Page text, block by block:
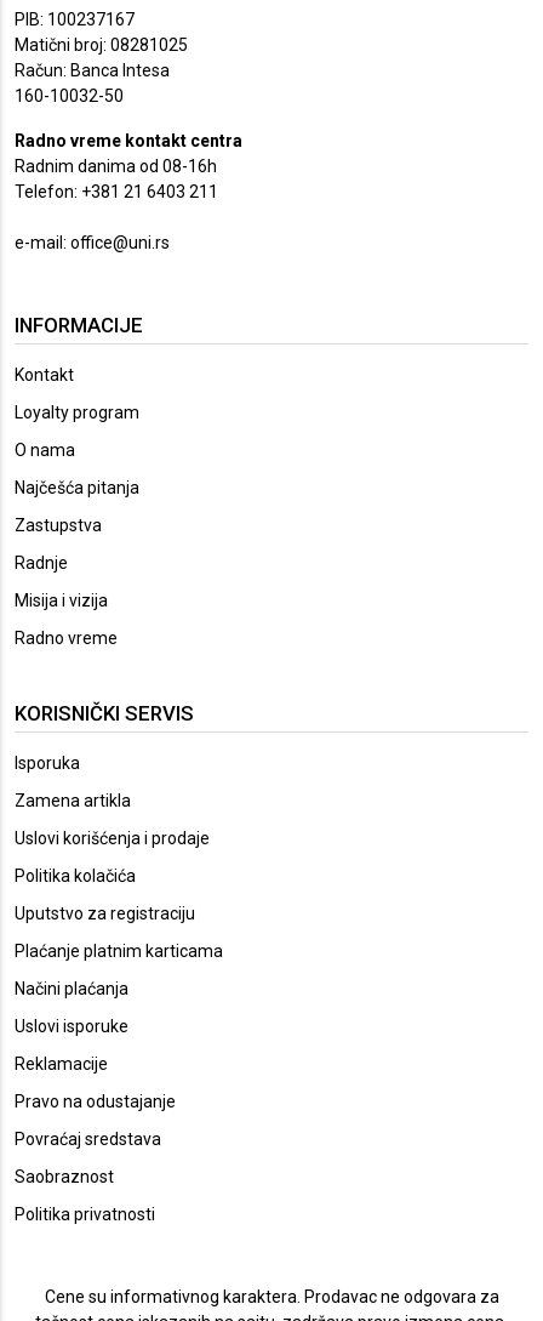
PIB: 100237167
Matični broj: 08281025
Račun: Banca Intesa
160-10032-50
Radno vreme kontakt centra
Radnim danima od 08-16h
Telefon: +381 21 6403 211
e-mail: office@uni.rs
INFORMACIJE
Kontakt
Loyalty program
O nama
Najčešća pitanja
Zastupstva
Radnje
Misija i vizija
Radno vreme
KORISNIČKI SERVIS
Isporuka
Zamena artikla
Uslovi korišćenja i prodaje
Politika kolačića
Uputstvo za registraciju
Plaćanje platnim karticama
Načini plaćanja
Uslovi isporuke
Reklamacije
Pravo na odustajanje
Povraćaj sredstava
Saobraznost
Politika privatnosti
Cene su informativnog karaktera. Prodavac ne odgovara za